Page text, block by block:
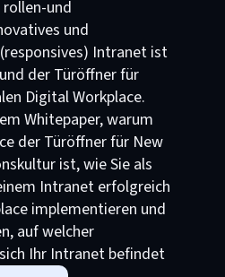
rollen-und
und
Intranet ist
der Türöffner für
Digital Workplace.
Whitepaper, warum
der Türöffner für New
ist, wie Sie als
Intranet erfolgreich
implementieren und
auf welcher
Ihr Intranet befindet